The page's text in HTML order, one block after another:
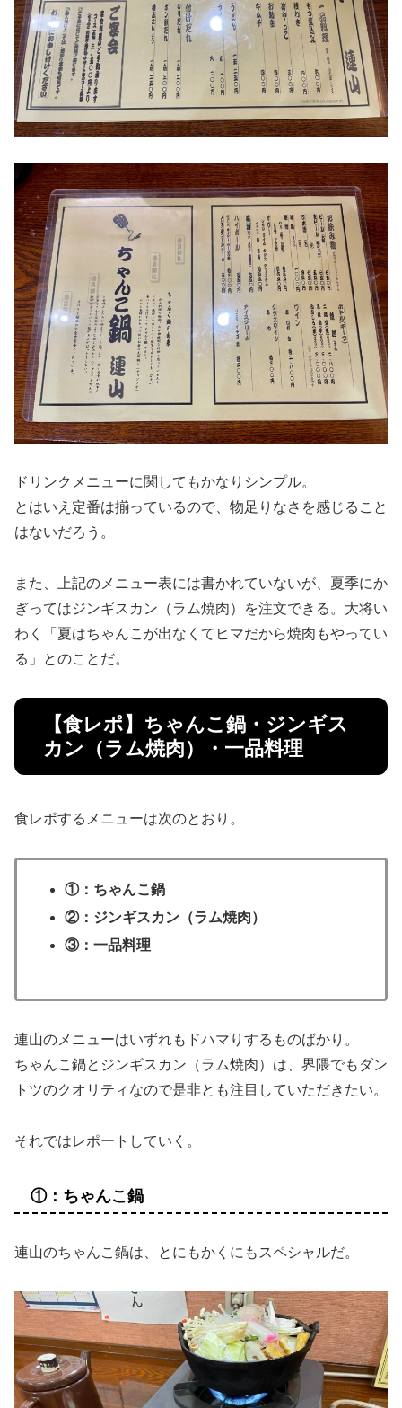
ドリンクメニューに関してもかなりシンプル。
とはいえ定番は揃っているので、物足りなさを感じること
はないだろう。
また、上記のメニュー表には書かれていないが、夏季にか
ぎってはジンギスカン（ラム焼肉）を注文できる。大将い
わく「夏はちゃんこが出なくてヒマだから焼肉もやってい
る」とのことだ。
【食レポ】ちゃんこ鍋・ジンギス
カン（ラム焼肉）・一品料理
食レポするメニューは次のとおり。
①：ちゃんこ鍋
②：ジンギスカン（ラム焼肉）
③：一品料理
連山のメニューはいずれもドハマりするものばかり。
ちゃんこ鍋とジンギスカン（ラム焼肉）は、界隈でもダン
トツのクオリティなので是非とも注目していただきたい。
それではレポートしていく。
①：ちゃんこ鍋
連山のちゃんこ鍋は、とにもかくにもスペシャルだ。